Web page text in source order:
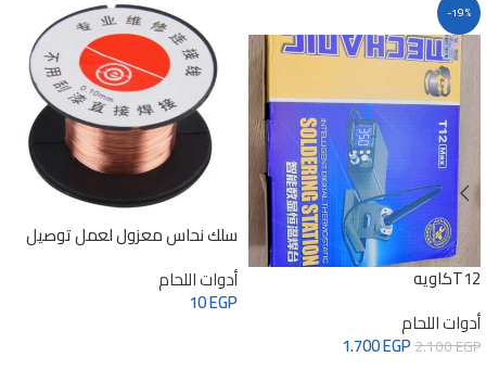
-19%
T12كاويه
أدوات اللحام
2.100EGP
1.700EGP
سلك نحاس معزول لعمل توصيل
أدوات اللحام
10EGP